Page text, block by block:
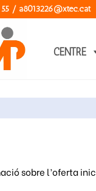
/ a8013226@xtec.cat
CENTRE
sobre l’oferta